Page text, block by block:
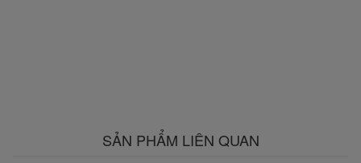
SẢN PHẨM LIÊN QUAN